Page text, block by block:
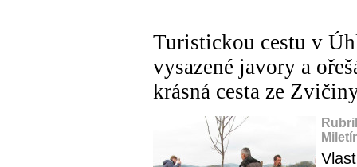
Turistickou cestu v
vysazené javory a
krásná cesta ze